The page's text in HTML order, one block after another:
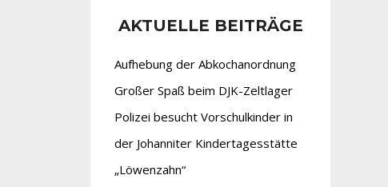
AKTUELLE BEITRÄGE
Aufhebung der Abkochanordnung
Großer Spaß beim DJK-Zeltlager
Polizei besucht Vorschulkinder in
der Johanniter Kindertagesstätte
„Löwenzahn“